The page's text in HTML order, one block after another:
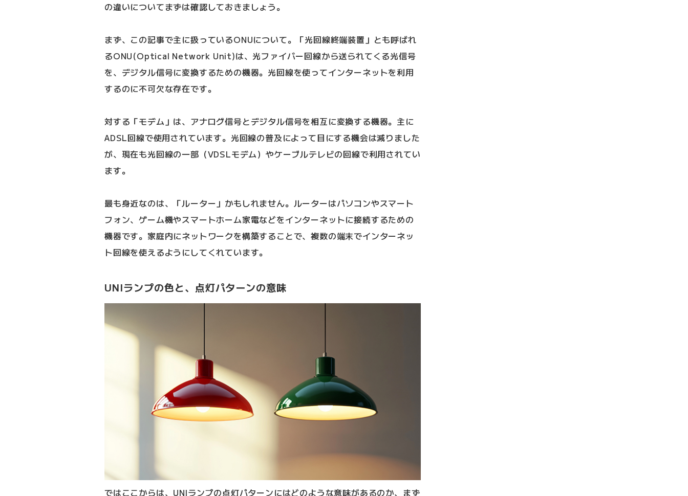
の違いについてまずは確認しておきましょう。
まず、この記事で主に扱っているONUについて。「光回線終端装置」とも呼ばれ
るONU(Optical Network Unit)は、光ファイバー回線から送られてくる光信号
を、デジタル信号に変換するための機器。光回線を使ってインターネットを利用
するのに不可欠な存在です。
対する「モデム」は、アナログ信号とデジタル信号を相互に変換する機器。主に
ADSL回線で使用されています。光回線の普及によって目にする機会は減りました
が、現在も光回線の一部（VDSLモデム）やケーブルテレビの回線で利用されてい
ます。
最も身近なのは、「ルーター」かもしれません。ルーターはパソコンやスマート
フォン、ゲーム機やスマートホーム家電などをインターネットに接続するための
機器です。家庭内にネットワークを構築することで、複数の端末でインターネッ
ト回線を使えるようにしてくれています。
UNIランプの色と、点灯パターンの意味
ではここからは、UNIランプの点灯パターンにはどのような意味があるのか、まず